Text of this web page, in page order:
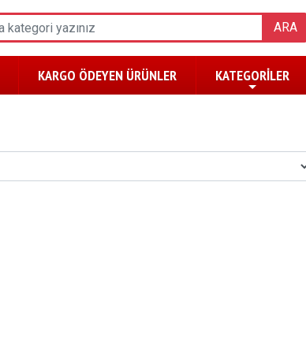
ARA
KARGO ÖDEYEN ÜRÜNLER KATEGORİLER